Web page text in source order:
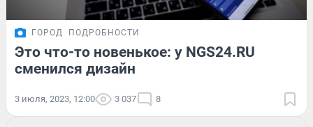
ГОРОД ПОДРОБНОСТИ
Это что-то новенькое: у NGS24.RU
сменился дизайн
3 июля, 2023, 12:00 3 037 8